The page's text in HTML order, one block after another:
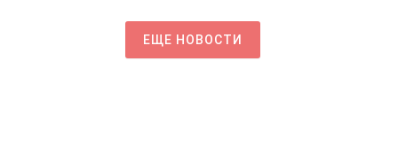
ЕЩЕ НОВОСТИ